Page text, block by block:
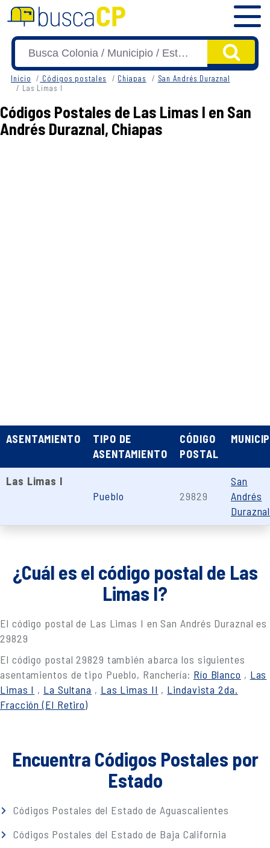
Inicio Códigos postales Chiapas
San Andrés Duraznal
Las Limas I
Códigos Postales de Las Limas I en San
Andrés Duraznal, Chiapas
ASENTAMIENTO
TIPO DE
ASENTAMIENTO
CÓDIGO
POSTAL
Las Limas I
Pueblo
29829
San
Andrés
Duraznal
¿Cuál es el código postal de Las
Limas I?
El código postal de Las Limas I en San Andrés Duraznal es
29829
El código postal 29829 también abarca los siguientes
asentamientos de tipo Pueblo, Ranchería: Río Blanco , Las
Limas I , La Sultana , Las Limas II , Lindavista 2da.
Fracción (El Retiro)
Encuentra Códigos Postales por
Estado
Códigos Postales del Estado de Aguascalientes
Códigos Postales del Estado de Baja California